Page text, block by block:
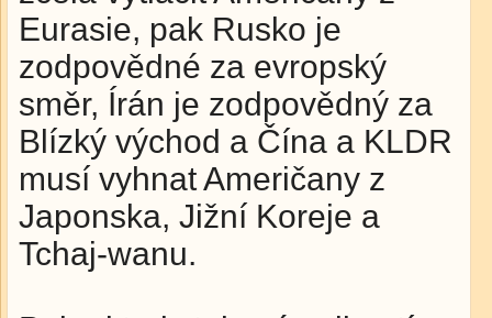
Eurasie, pak Rusko je
zodpovědné za evropský
směr, Írán je zodpovědný za
Blízký východ a Čína a KLDR
musí vyhnat Američany z
Japonska, Jižní Koreje a
Tchaj-wanu.